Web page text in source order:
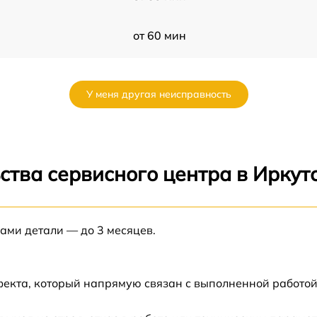
от 60 мин
от 60 мин
от 60 мин
У меня другая неисправность
сервисного центра в
детали — до 3 месяцев.
который напрямую связан с выполненной